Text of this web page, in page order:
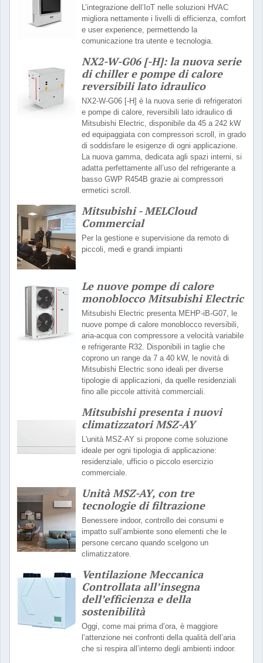
L’integrazione dell’IoT nelle soluzioni HVAC
migliora nettamente i livelli di efficienza, comfort
e user experience, permettendo la
comunicazione tra utente e tecnologia.
NX2-W-G06 [-H]: la nuova serie
di chiller e pompe di calore
reversibili lato idraulico
NX2-W-G06 [-H] è la nuova serie di refrigeratori
e pompe di calore, reversibili lato idraulico di
Mitsubishi Electric, disponibile da 45 a 242 kW
ed equipaggiata con compressori scroll, in grado
di soddisfare le esigenze di ogni applicazione.
La nuova gamma, dedicata agli spazi interni, si
adatta perfettamente all’uso del refrigerante a
basso GWP R454B grazie ai compressori
ermetici scroll.
Mitsubishi - MELCloud
Commercial
Per la gestione e supervisione da remoto di
piccoli, medi e grandi impianti
Le nuove pompe di calore
monoblocco Mitsubishi Electric
Mitsubishi Electric presenta MEHP-iB-G07, le
nuove pompe di calore monoblocco reversibili,
aria-acqua con compressore a velocità variabile
e refrigerante R32. Disponibili in taglie che
coprono un range da 7 a 40 kW, le novità di
Mitsubishi Electric sono ideali per diverse
tipologie di applicazioni, da quelle residenziali
fino alle piccole attività commerciali.
Mitsubishi presenta i nuovi
climatizzatori MSZ-AY
L'unità MSZ-AY si propone come soluzione
ideale per ogni tipologia di applicazione:
residenziale, ufficio o piccolo esercizio
commerciale.
Unità MSZ-AY, con tre
tecnologie di filtrazione
Benessere indoor, controllo dei consumi e
impatto sull’ambiente sono elementi che le
persone cercano quando scelgono un
climatizzatore.
Ventilazione Meccanica
Controllata all’insegna
dell’efficienza e della
sostenibilità
Oggi, come mai prima d’ora, è maggiore
l’attenzione nei confronti della qualità dell’aria
che si respira all’interno degli ambienti indoor.